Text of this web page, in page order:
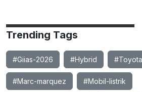
Trending Tags
#Giias-2026 #Hybrid #Toyota
#Marc-marquez #Mobil-listrik